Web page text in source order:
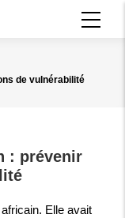
de vulnérabilité
: prévenir
Elle avait